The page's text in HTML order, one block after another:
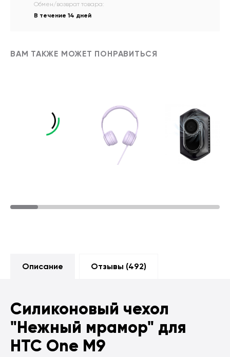
Обмен/возврат товара:
В течение 14 дней
ВАМ ТАКЖЕ МОЖЕТ ПОНРАВИТЬСЯ
Описание Отзывы (492)
Силиконовый чехол
"Нежный мрамор" для
HTC One M9